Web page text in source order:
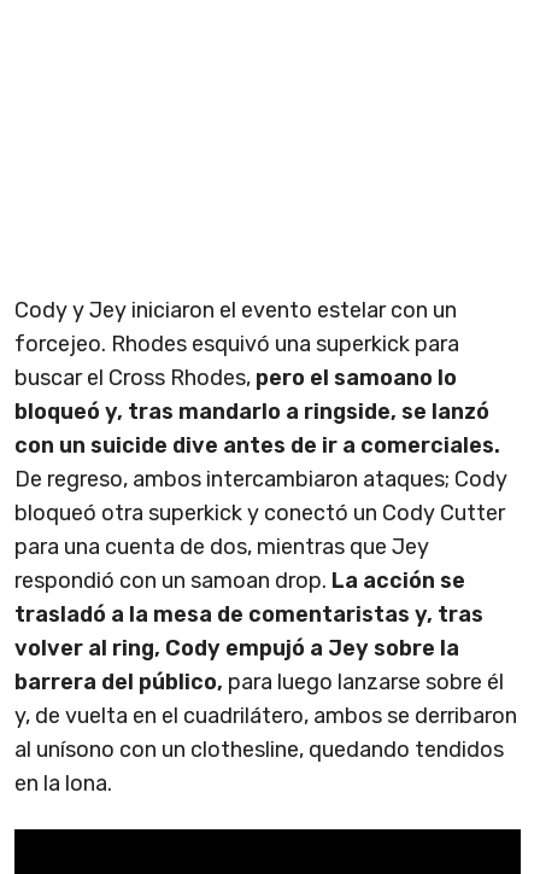
Cody y Jey iniciaron el evento estelar con un
forcejeo. Rhodes esquivó una superkick para
buscar el Cross Rhodes, pero el samoano lo
bloqueó y, tras mandarlo a ringside, se lanzó
con un suicide dive antes de ir a comerciales.
De regreso, ambos intercambiaron ataques; Cody
bloqueó otra superkick y conectó un Cody Cutter
para una cuenta de dos, mientras que Jey
respondió con un samoan drop. La acción se
trasladó a la mesa de comentaristas y, tras
volver al ring, Cody empujó a Jey sobre la
barrera del público, para luego lanzarse sobre él
y, de vuelta en el cuadrilátero, ambos se derribaron
al unísono con un clothesline, quedando tendidos
en la lona.